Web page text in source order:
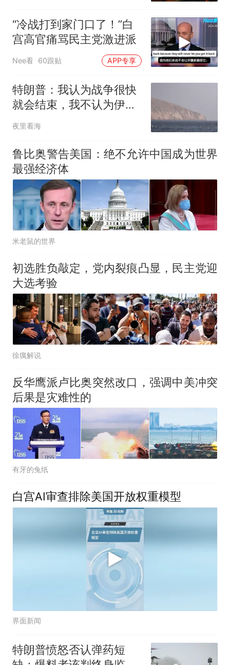
“冷战打到家门口了！”白
宫高官痛骂民主党激进派
Nee看 60跟贴 APP专享
特朗普：我认为战争很快
就会结束，我不认为伊朗
还能撑太久
夜里看海
鲁比奥警告美国：绝不允许中国成为世界
最强经济体
米老鼠的世界
初选胜负敲定，党内裂痕凸显，民主党迎
大选考验
徐癘解说
反华鹰派卢比奥突然改口，强调中美冲突
后果是灾难性的
有牙的兔纸
白宫AI审查排除美国开放权重模型
界面新闻
特朗普愤怒否认弹药短